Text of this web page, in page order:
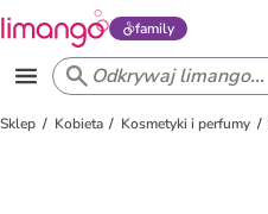
family
Sklep Kobieta Kosmetyki i perfumy